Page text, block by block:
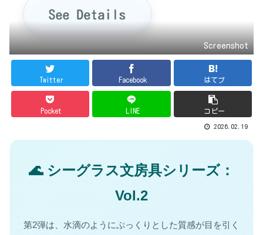
Screenshot
Twitter Facebook はてブ
Pocket LINE コピー
2026.02.19
🌊 シーグラス文房具シリーズ：
Vol.2
第2弾は、水滴のようにぷっくりとした質感が目を引く